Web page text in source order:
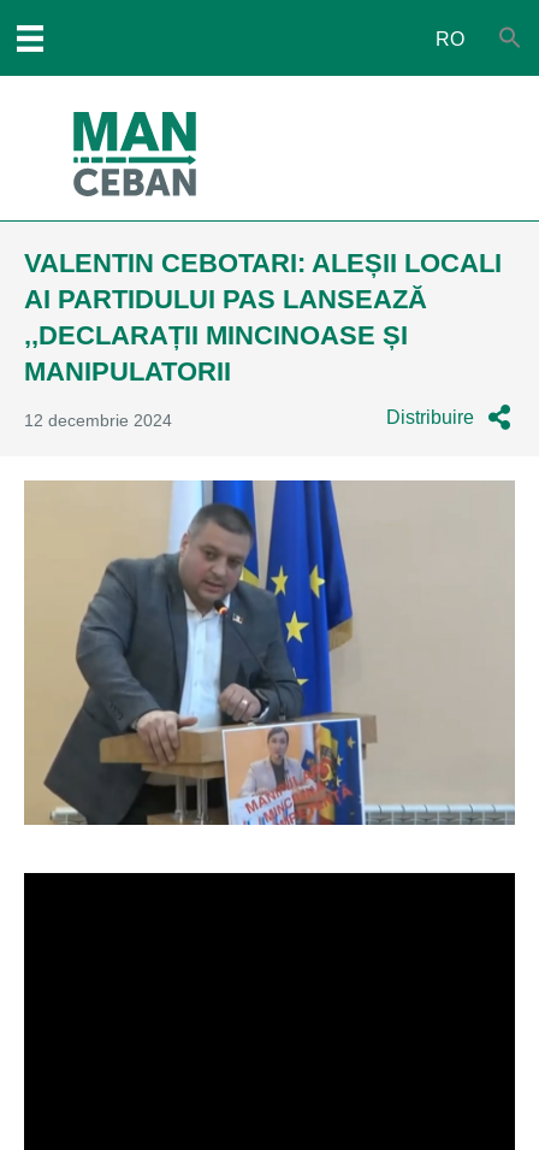
RO
VALENTIN CEBOTARI: ALEȘII LOCALI
AI PARTIDULUI PAS LANSEAZĂ
,,DECLARAȚII MINCINOASE ȘI
MANIPULATORII
12 decembrie 2024 Distribuire